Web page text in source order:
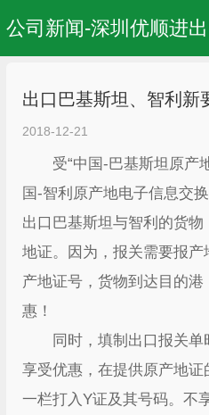
公司新闻-深圳优顺进
出口巴基斯坦、智利新
2018-12-21
受“中国-巴基斯坦原产
国-智利原产地电子信息交
出口巴基斯坦与智利的货
地证。因为，报关需要报
产地证号，货物到达目的
惠！
同时，填制出口报关
享受优惠，在提供原产地
一栏打入Y证及其号码。不